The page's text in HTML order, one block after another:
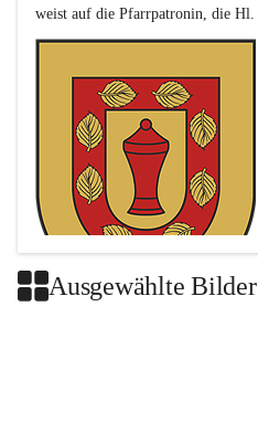
Ausgewählte Bilder